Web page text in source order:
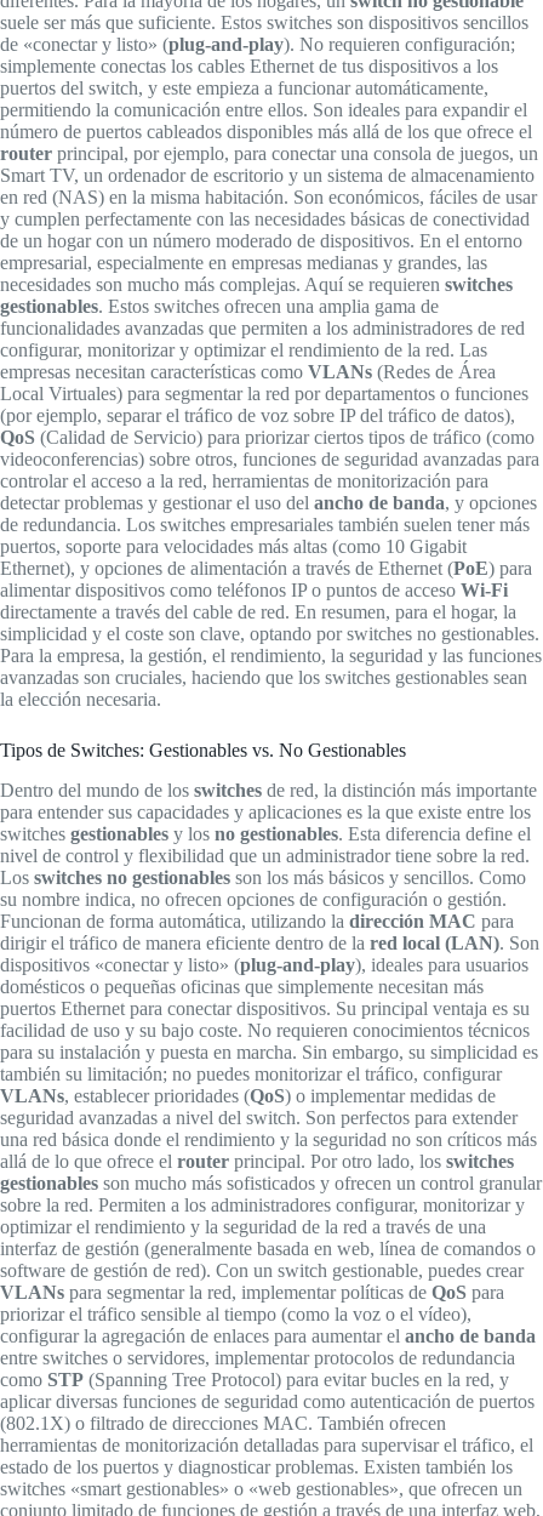
suele ser más que suficiente. Estos switches son dispositivos sencillos
de «conectar y listo» (plug-and-play). No requieren configuración;
simplemente conectas los cables Ethernet de tus dispositivos a los
puertos del switch, y este empieza a funcionar automáticamente,
permitiendo la comunicación entre ellos. Son ideales para expandir el
número de puertos cableados disponibles más allá de los que ofrece el
router principal, por ejemplo, para conectar una consola de juegos, un
Smart TV, un ordenador de escritorio y un sistema de almacenamiento
en red (NAS) en la misma habitación. Son económicos, fáciles de usar
y cumplen perfectamente con las necesidades básicas de conectividad
de un hogar con un número moderado de dispositivos. En el entorno
empresarial, especialmente en empresas medianas y grandes, las
necesidades son mucho más complejas. Aquí se requieren switches
gestionables. Estos switches ofrecen una amplia gama de
funcionalidades avanzadas que permiten a los administradores de red
configurar, monitorizar y optimizar el rendimiento de la red. Las
empresas necesitan características como VLANs (Redes de Área
Local Virtuales) para segmentar la red por departamentos o funciones
(por ejemplo, separar el tráfico de voz sobre IP del tráfico de datos),
QoS (Calidad de Servicio) para priorizar ciertos tipos de tráfico (como
videoconferencias) sobre otros, funciones de seguridad avanzadas para
controlar el acceso a la red, herramientas de monitorización para
detectar problemas y gestionar el uso del ancho de banda, y opciones
de redundancia. Los switches empresariales también suelen tener más
puertos, soporte para velocidades más altas (como 10 Gigabit
Ethernet), y opciones de alimentación a través de Ethernet (PoE) para
alimentar dispositivos como teléfonos IP o puntos de acceso Wi-Fi
directamente a través del cable de red. En resumen, para el hogar, la
simplicidad y el coste son clave, optando por switches no gestionables.
Para la empresa, la gestión, el rendimiento, la seguridad y las funciones
avanzadas son cruciales, haciendo que los switches gestionables sean
la elección necesaria.
Tipos de Switches: Gestionables vs. No Gestionables
Dentro del mundo de los switches de red, la distinción más importante
para entender sus capacidades y aplicaciones es la que existe entre los
switches gestionables y los no gestionables. Esta diferencia define el
nivel de control y flexibilidad que un administrador tiene sobre la red.
Los switches no gestionables son los más básicos y sencillos. Como
su nombre indica, no ofrecen opciones de configuración o gestión.
Funcionan de forma automática, utilizando la dirección MAC para
dirigir el tráfico de manera eficiente dentro de la red local (LAN). Son
dispositivos «conectar y listo» (plug-and-play), ideales para usuarios
domésticos o pequeñas oficinas que simplemente necesitan más
puertos Ethernet para conectar dispositivos. Su principal ventaja es su
facilidad de uso y su bajo coste. No requieren conocimientos técnicos
para su instalación y puesta en marcha. Sin embargo, su simplicidad es
también su limitación; no puedes monitorizar el tráfico, configurar
VLANs, establecer prioridades (QoS) o implementar medidas de
seguridad avanzadas a nivel del switch. Son perfectos para extender
una red básica donde el rendimiento y la seguridad no son críticos más
allá de lo que ofrece el router principal. Por otro lado, los switches
gestionables son mucho más sofisticados y ofrecen un control granular
sobre la red. Permiten a los administradores configurar, monitorizar y
optimizar el rendimiento y la seguridad de la red a través de una
interfaz de gestión (generalmente basada en web, línea de comandos o
software de gestión de red). Con un switch gestionable, puedes crear
VLANs para segmentar la red, implementar políticas de QoS para
priorizar el tráfico sensible al tiempo (como la voz o el vídeo),
configurar la agregación de enlaces para aumentar el ancho de banda
entre switches o servidores, implementar protocolos de redundancia
como STP (Spanning Tree Protocol) para evitar bucles en la red, y
aplicar diversas funciones de seguridad como autenticación de puertos
(802.1X) o filtrado de direcciones MAC. También ofrecen
herramientas de monitorización detalladas para supervisar el tráfico, el
estado de los puertos y diagnosticar problemas. Existen también los
switches «smart gestionables» o «web gestionables», que ofrecen un
conjunto limitado de funciones de gestión a través de una interfaz web,